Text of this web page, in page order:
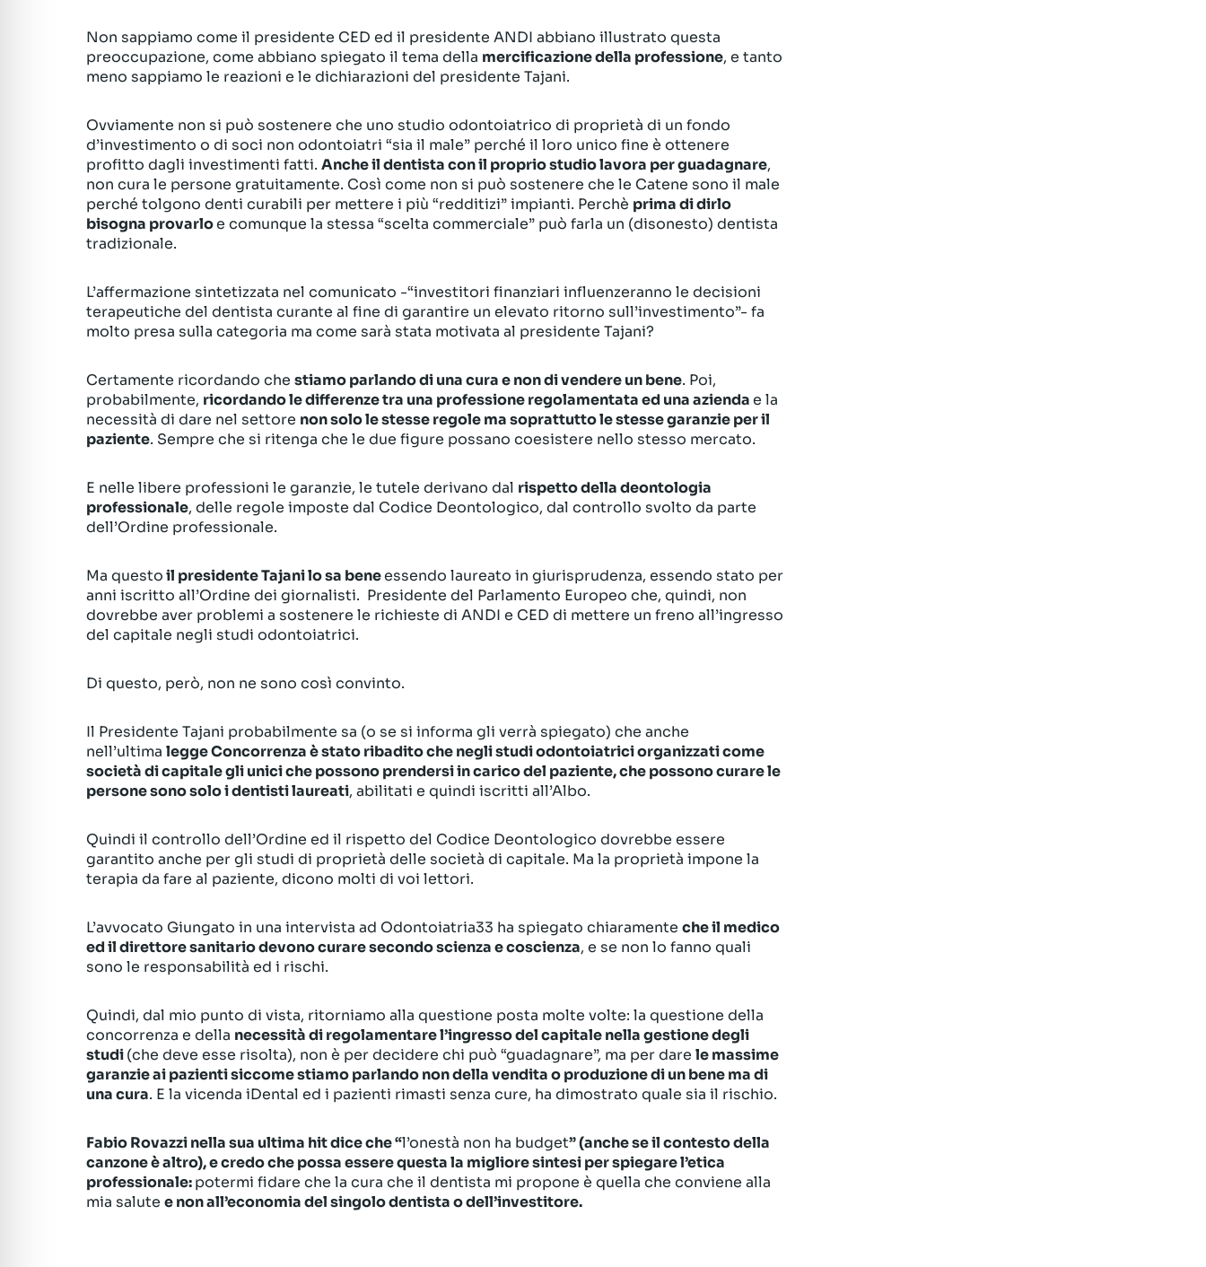
Non sappiamo come il presidente CED ed il presidente ANDI abbiano illustrato questa
preoccupazione, come abbiano spiegato il tema della mercificazione della professione, e tanto
meno sappiamo le reazioni e le dichiarazioni del presidente Tajani.
Ovviamente non si può sostenere che uno studio odontoiatrico di proprietà di un fondo
d’investimento o di soci non odontoiatri “sia il male” perché il loro unico fine è ottenere
profitto dagli investimenti fatti. Anche il dentista con il proprio studio lavora per guadagnare,
non cura le persone gratuitamente. Così come non si può sostenere che le Catene sono il male
perché tolgono denti curabili per mettere i più “redditizi” impianti. Perchè prima di dirlo
bisogna provarloe comunque la stessa “scelta commerciale” può farla un (disonesto) dentista
tradizionale.
L’affermazione sintetizzata nel comunicato -“investitori finanziari influenzeranno le decisioni
terapeutiche del dentista curante al fine di garantire un elevato ritorno sull’investimento”- fa
molto presa sulla categoria ma come sarà stata motivata al presidente Tajani?
Certamente ricordando che stiamo parlando di una cura e non di vendere un bene. Poi,
probabilmente, ricordando le differenze tra una professione regolamentata ed una aziendae la
necessità di dare nel settore non solo le stesse regole ma soprattutto le stesse garanzie per il
paziente. Sempre che si ritenga che le due figure possano coesistere nello stesso mercato.
E nelle libere professioni le garanzie, le tutele derivano dal rispetto della deontologia
professionale, delle regole imposte dal Codice Deontologico, dal controllo svolto da parte
dell’Ordine professionale.
Ma questoil presidente Tajani lo sa beneessendo laureato in giurisprudenza, essendo stato per
anni iscritto all’Ordine dei giornalisti. Presidente del Parlamento Europeo che, quindi, non
dovrebbe aver problemi a sostenere le richieste di ANDI e CED di mettere un freno all’ingresso
del capitale negli studi odontoiatrici.
Di questo, però, non ne sono così convinto.
Il Presidente Tajani probabilmente sa (o se si informa gli verrà spiegato) che anche
nell’ultima legge Concorrenza è stato ribadito che negli studi odontoiatrici organizzati come
società di capitale gli unici che possono prendersi in carico del paziente, che possono curare le
persone sono solo i dentisti laureati, abilitati e quindi iscritti all’Albo.
Quindi il controllo dell’Ordine ed il rispetto del Codice Deontologico dovrebbe essere
garantito anche per gli studi di proprietà delle società di capitale. Ma la proprietà impone la
terapia da fare al paziente, dicono molti di voi lettori.
L’avvocato Giungato in una intervista ad Odontoiatria33 ha spiegato chiaramente che il medico
ed il direttore sanitario devono curare secondo scienza e coscienza, e se non lo fanno quali
sono le responsabilità ed i rischi.
Quindi, dal mio punto di vista, ritorniamo alla questione posta molte volte: la questione della
concorrenza e della necessità di regolamentare l’ingresso del capitale nella gestione degli
studi(che deve esse risolta), non è per decidere chi può “guadagnare”, ma per dare le massime
garanzie ai pazienti siccome stiamo parlando non della vendita o produzione di un bene ma di
una cura. E la vicenda iDental ed i pazienti rimasti senza cure, ha dimostrato quale sia il rischio.
Fabio Rovazzi nella sua ultima hit dice che “l’onestà non ha budget” (anche se il contesto della
canzone è altro), e credo che possa essere questa la migliore sintesi per spiegare l’etica
professionale:potermi fidare che la cura che il dentista mi propone è quella che conviene alla
mia salute e non all’economia del singolo dentista o dell’investitore.